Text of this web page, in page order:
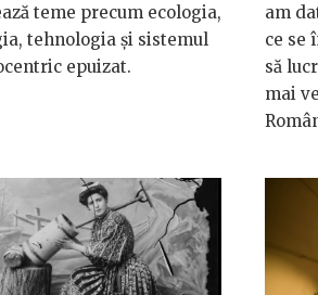
teme precum ecologia,
tehnologia și sistemul
epuizat.
am
ce se
să
mai